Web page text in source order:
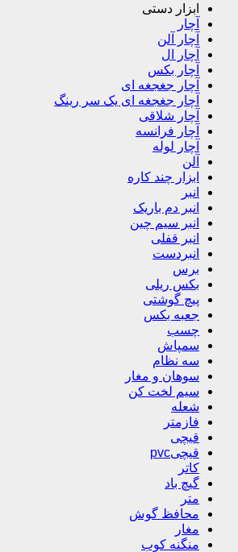
ابزار دستی
آچار
آچار آلن
آچار ال
آچار بکس
آچار جغجغه ای
آچار جغجغه ای یک سر رینگ
آچار شلاقی
آچار فرانسه
آچار لوله
آلن
ابزار چند کاره
انبر
انبر دم باریک
انبر سیم چین
انبر قفلی
انبردست
برس
بکس ریلی
پیچ گوشتی
جعبه بکس
چسب
سمپاش
سه نظام
سوهان و مغار
سیم لخت کن
شعله
فازمتر
قیچی
قیچیpvc
کاتر
گیچ باد
متر
محافظ گوش
مغار
منگنه کوب